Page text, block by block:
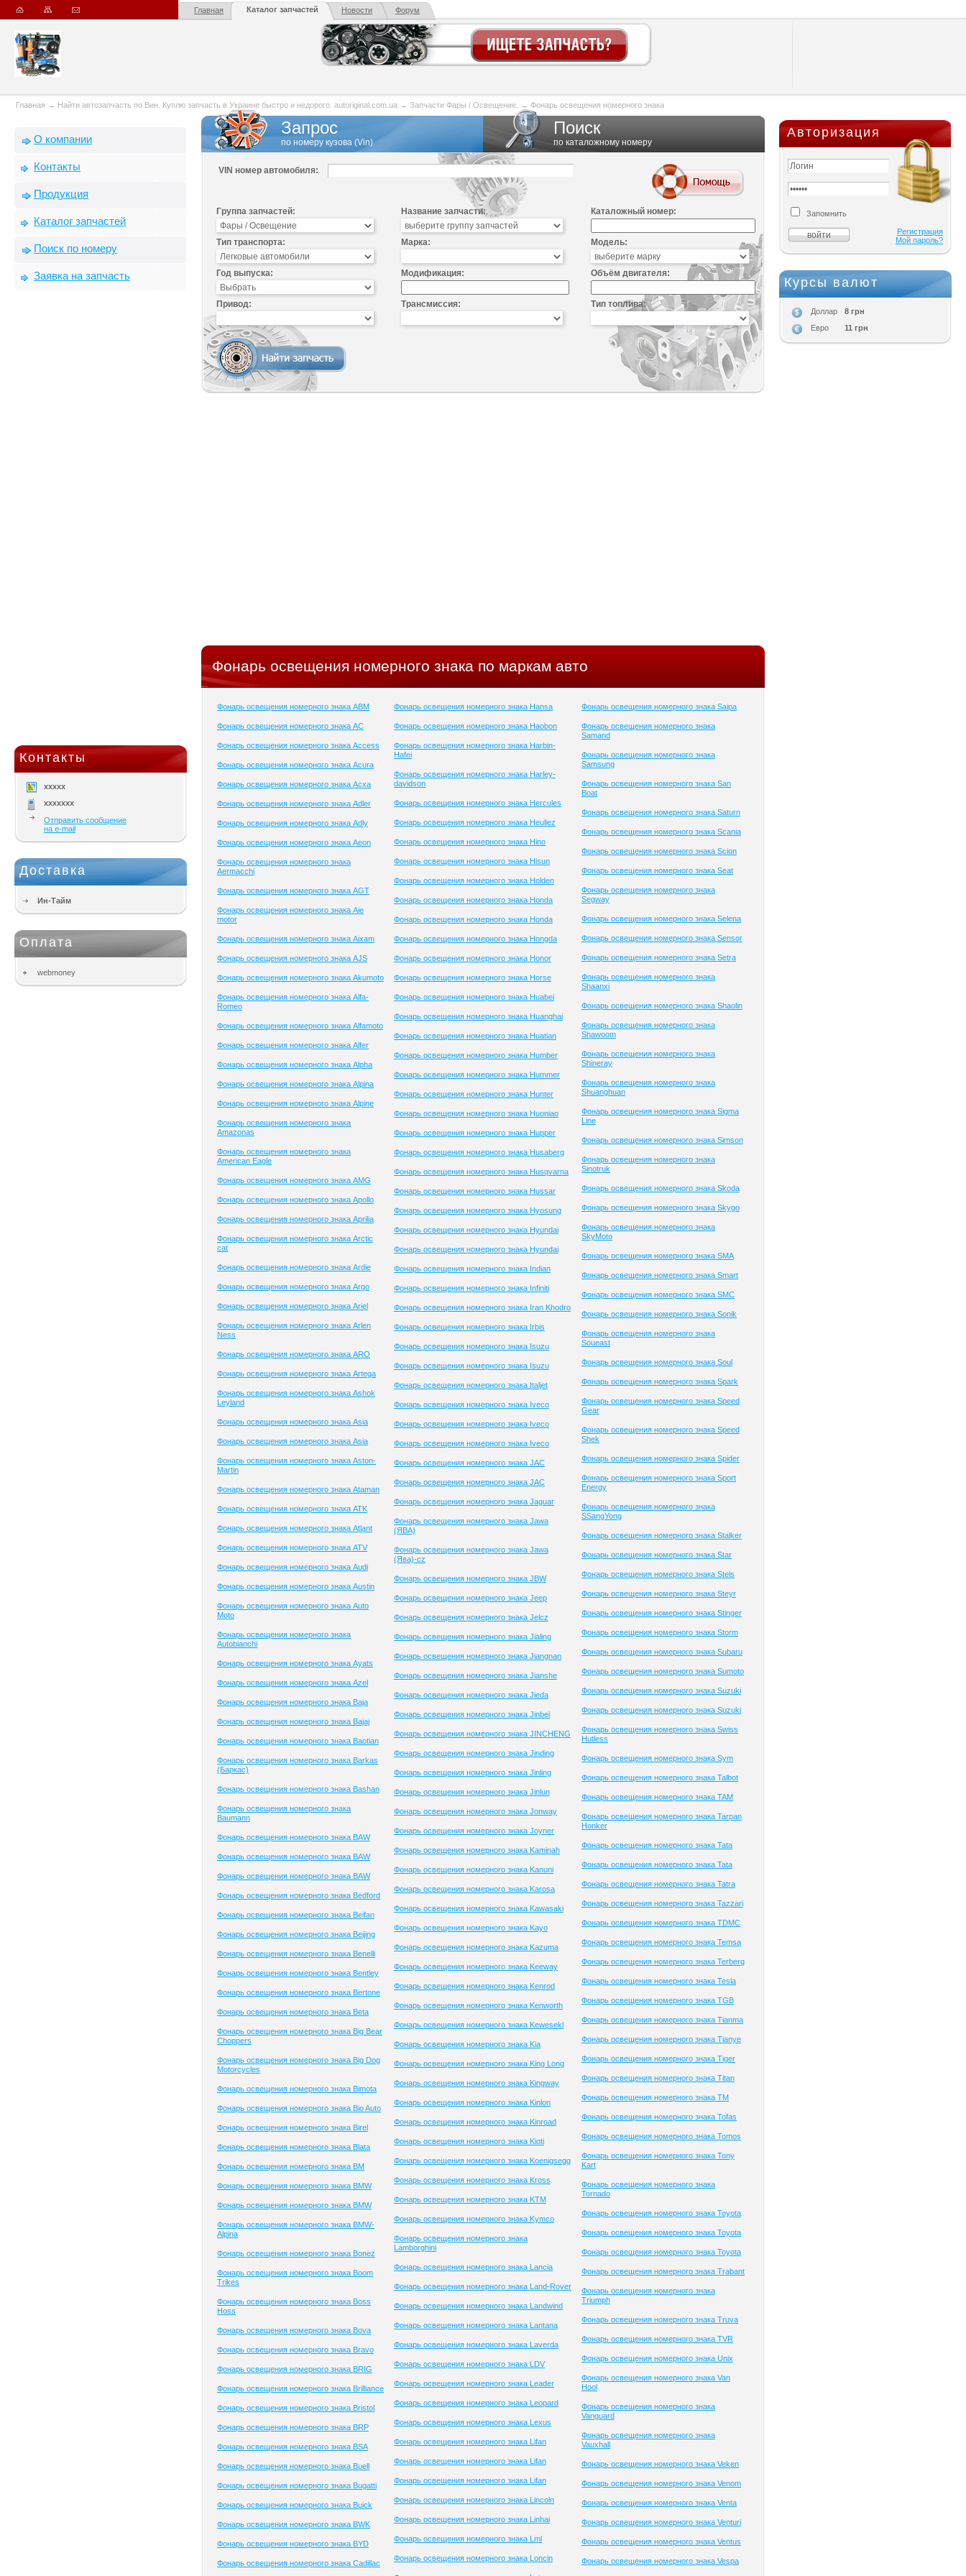
Главная Каталог запчастей Новости Форум
Главная → Найти автозапчасть по Вин. Куплю запчасть в Украине быстро и недорого. autoriginal.com.ua → Запчасти Фары / Освещение. → Фонарь освещения номерного знака
О компании
Контакты
Продукция
Каталог запчастей
Поиск по номеру
Заявка на запчасть
Контакты
xxxxx
xxxxxxx
Отправить сообщение
на e-mail
Доставка
Ин-Тайм
Оплата
webmoney
Запрос
по номеру кузова (Vin)
Поиск
по каталожному номеру
VIN номер автомобиля:
Группа запчастей: Название запчасти: Каталожный номер:
Тип транспорта: Марка: Модель:
Год выпуска: Модификация: Объём двигателя:
Привод: Трансмиссия: Тип топлива:
Фонарь освещения номерного знака по маркам авто
Фонарь освещения номерного знака ABM
Фонарь освещения номерного знака AC
Фонарь освещения номерного знака Access
Фонарь освещения номерного знака Acura
Фонарь освещения номерного знака Acxa
Фонарь освещения номерного знака Adler
Фонарь освещения номерного знака Adly
Фонарь освещения номерного знака Aeon
Фонарь освещения номерного знака
Aermacchi
Фонарь освещения номерного знака AGT
Фонарь освещения номерного знака Aie
motor
Фонарь освещения номерного знака Aixam
Фонарь освещения номерного знака AJS
Фонарь освещения номерного знака Akumoto
Фонарь освещения номерного знака Alfa-
Romeo
Фонарь освещения номерного знака Alfamoto
Фонарь освещения номерного знака Alfer
Фонарь освещения номерного знака Alpha
Фонарь освещения номерного знака Alpina
Фонарь освещения номерного знака Alpine
Фонарь освещения номерного знака
Amazonas
Фонарь освещения номерного знака
American Eagle
Фонарь освещения номерного знака AMG
Фонарь освещения номерного знака Apollo
Фонарь освещения номерного знака Aprilia
Фонарь освещения номерного знака Arctic
cat
Фонарь освещения номерного знака Ardie
Фонарь освещения номерного знака Argo
Фонарь освещения номерного знака Ariel
Фонарь освещения номерного знака Arlen
Ness
Фонарь освещения номерного знака ARO
Фонарь освещения номерного знака Artega
Фонарь освещения номерного знака Ashok
Leyland
Фонарь освещения номерного знака Asia
Фонарь освещения номерного знака Asia
Фонарь освещения номерного знака Aston-
Martin
Фонарь освещения номерного знака Ataman
Фонарь освещения номерного знака ATK
Фонарь освещения номерного знака Atlant
Фонарь освещения номерного знака ATV
Фонарь освещения номерного знака Audi
Фонарь освещения номерного знака Austin
Фонарь освещения номерного знака Auto
Moto
Фонарь освещения номерного знака
Autobianchi
Фонарь освещения номерного знака Ayats
Фонарь освещения номерного знака Azel
Фонарь освещения номерного знака Baja
Фонарь освещения номерного знака Bajaj
Фонарь освещения номерного знака Baotian
Фонарь освещения номерного знака Barkas
(Баркас)
Фонарь освещения номерного знака Bashan
Фонарь освещения номерного знака
Baumann
Фонарь освещения номерного знака BAW
Фонарь освещения номерного знака BAW
Фонарь освещения номерного знака BAW
Фонарь освещения номерного знака Bedford
Фонарь освещения номерного знака Beifan
Фонарь освещения номерного знака Beijing
Фонарь освещения номерного знака Benelli
Фонарь освещения номерного знака Bentley
Фонарь освещения номерного знака Bertone
Фонарь освещения номерного знака Beta
Фонарь освещения номерного знака Big Bear
Choppers
Фонарь освещения номерного знака Big Dog
Motorcycles
Фонарь освещения номерного знака Bimota
Фонарь освещения номерного знака Bio Auto
Фонарь освещения номерного знака Birel
Фонарь освещения номерного знака Blata
Фонарь освещения номерного знака BM
Фонарь освещения номерного знака BMW
Фонарь освещения номерного знака BMW
Фонарь освещения номерного знака BMW-
Alpina
Фонарь освещения номерного знака Bonez
Фонарь освещения номерного знака Boom
Trikes
Фонарь освещения номерного знака Boss
Hoss
Фонарь освещения номерного знака Bova
Фонарь освещения номерного знака Bravo
Фонарь освещения номерного знака BRIG
Фонарь освещения номерного знака Brilliance
Фонарь освещения номерного знака Bristol
Фонарь освещения номерного знака BRP
Фонарь освещения номерного знака BSA
Фонарь освещения номерного знака Buell
Фонарь освещения номерного знака Bugatti
Фонарь освещения номерного знака Buick
Фонарь освещения номерного знака BWK
Фонарь освещения номерного знака BYD
Фонарь освещения номерного знака Cadillac
Фонарь освещения номерного знака Hansa
Фонарь освещения номерного знака Haobon
Фонарь освещения номерного знака Harbin-
Hafei
Фонарь освещения номерного знака Harley-
davidson
Фонарь освещения номерного знака Hercules
Фонарь освещения номерного знака Heuliez
Фонарь освещения номерного знака Hino
Фонарь освещения номерного знака Hisun
Фонарь освещения номерного знака Holden
Фонарь освещения номерного знака Honda
Фонарь освещения номерного знака Honda
Фонарь освещения номерного знака Hongda
Фонарь освещения номерного знака Honor
Фонарь освещения номерного знака Horse
Фонарь освещения номерного знака Huabei
Фонарь освещения номерного знака Huanghai
Фонарь освещения номерного знака Huatian
Фонарь освещения номерного знака Humber
Фонарь освещения номерного знака Hummer
Фонарь освещения номерного знака Hunter
Фонарь освещения номерного знака Huoniao
Фонарь освещения номерного знака Hupper
Фонарь освещения номерного знака Husaberg
Фонарь освещения номерного знака Husqvarna
Фонарь освещения номерного знака Hussar
Фонарь освещения номерного знака Hyosung
Фонарь освещения номерного знака Hyundai
Фонарь освещения номерного знака Hyundai
Фонарь освещения номерного знака Indian
Фонарь освещения номерного знака Infiniti
Фонарь освещения номерного знака Iran Khodro
Фонарь освещения номерного знака Irbis
Фонарь освещения номерного знака Isuzu
Фонарь освещения номерного знака Isuzu
Фонарь освещения номерного знака Italjet
Фонарь освещения номерного знака Iveco
Фонарь освещения номерного знака Iveco
Фонарь освещения номерного знака Iveco
Фонарь освещения номерного знака JAC
Фонарь освещения номерного знака JAC
Фонарь освещения номерного знака Jaguar
Фонарь освещения номерного знака Jawa
(ЯВА)
Фонарь освещения номерного знака Jawa
(Ява)-cz
Фонарь освещения номерного знака JBW
Фонарь освещения номерного знака Jeep
Фонарь освещения номерного знака Jelcz
Фонарь освещения номерного знака Jialing
Фонарь освещения номерного знака Jiangnan
Фонарь освещения номерного знака Jianshe
Фонарь освещения номерного знака Jieda
Фонарь освещения номерного знака Jinbei
Фонарь освещения номерного знака JINCHENG
Фонарь освещения номерного знака Jinding
Фонарь освещения номерного знака Jinling
Фонарь освещения номерного знака Jinlun
Фонарь освещения номерного знака Jonway
Фонарь освещения номерного знака Joyner
Фонарь освещения номерного знака Kaminah
Фонарь освещения номерного знака Kanuni
Фонарь освещения номерного знака Karosa
Фонарь освещения номерного знака Kawasaki
Фонарь освещения номерного знака Kayo
Фонарь освещения номерного знака Kazuma
Фонарь освещения номерного знака Keeway
Фонарь освещения номерного знака Kenrod
Фонарь освещения номерного знака Kenworth
Фонарь освещения номерного знака Kewesekl
Фонарь освещения номерного знака Kia
Фонарь освещения номерного знака King Long
Фонарь освещения номерного знака Kingway
Фонарь освещения номерного знака Kinlon
Фонарь освещения номерного знака Kinroad
Фонарь освещения номерного знака Kioti
Фонарь освещения номерного знака Koenigsegg
Фонарь освещения номерного знака Kross
Фонарь освещения номерного знака KTM
Фонарь освещения номерного знака Kymco
Фонарь освещения номерного знака
Lamborghini
Фонарь освещения номерного знака Lancia
Фонарь освещения номерного знака Land-Rover
Фонарь освещения номерного знака Landwind
Фонарь освещения номерного знака Lantana
Фонарь освещения номерного знака Laverda
Фонарь освещения номерного знака LDV
Фонарь освещения номерного знака Leader
Фонарь освещения номерного знака Leopard
Фонарь освещения номерного знака Lexus
Фонарь освещения номерного знака Lifan
Фонарь освещения номерного знака Lifan
Фонарь освещения номерного знака Lifan
Фонарь освещения номерного знака Lincoln
Фонарь освещения номерного знака Linhai
Фонарь освещения номерного знака Lml
Фонарь освещения номерного знака Loncin
Фонарь освещения номерного знака Saipa
Фонарь освещения номерного знака
Samand
Фонарь освещения номерного знака
Samsung
Фонарь освещения номерного знака San
Boat
Фонарь освещения номерного знака Saturn
Фонарь освещения номерного знака Scania
Фонарь освещения номерного знака Scion
Фонарь освещения номерного знака Seat
Фонарь освещения номерного знака
Segway
Фонарь освещения номерного знака Selena
Фонарь освещения номерного знака Sensor
Фонарь освещения номерного знака Setra
Фонарь освещения номерного знака
Shaanxi
Фонарь освещения номерного знака Shaolin
Фонарь освещения номерного знака
Shawoom
Фонарь освещения номерного знака
Shineray
Фонарь освещения номерного знака
Shuanghuan
Фонарь освещения номерного знака Sigma
Line
Фонарь освещения номерного знака Simson
Фонарь освещения номерного знака
Sinotruk
Фонарь освещения номерного знака Skoda
Фонарь освещения номерного знака Skygo
Фонарь освещения номерного знака
SkyMoto
Фонарь освещения номерного знака SMA
Фонарь освещения номерного знака Smart
Фонарь освещения номерного знака SMC
Фонарь освещения номерного знака Sonik
Фонарь освещения номерного знака
Soueast
Фонарь освещения номерного знака Soul
Фонарь освещения номерного знака Spark
Фонарь освещения номерного знака Speed
Gear
Фонарь освещения номерного знака Speed
Shek
Фонарь освещения номерного знака Spider
Фонарь освещения номерного знака Sport
Energy
Фонарь освещения номерного знака
SSangYong
Фонарь освещения номерного знака Stalker
Фонарь освещения номерного знака Star
Фонарь освещения номерного знака Stels
Фонарь освещения номерного знака Steyr
Фонарь освещения номерного знака Stinger
Фонарь освещения номерного знака Storm
Фонарь освещения номерного знака Subaru
Фонарь освещения номерного знака Sumoto
Фонарь освещения номерного знака Suzuki
Фонарь освещения номерного знака Suzuki
Фонарь освещения номерного знака Swiss
Hutless
Фонарь освещения номерного знака Sym
Фонарь освещения номерного знака Talbot
Фонарь освещения номерного знака TAM
Фонарь освещения номерного знака Tarpan
Honker
Фонарь освещения номерного знака Tata
Фонарь освещения номерного знака Tata
Фонарь освещения номерного знака Tatra
Фонарь освещения номерного знака Tazzari
Фонарь освещения номерного знака TDMC
Фонарь освещения номерного знака Temsa
Фонарь освещения номерного знака Terberg
Фонарь освещения номерного знака Tesla
Фонарь освещения номерного знака TGB
Фонарь освещения номерного знака Tianma
Фонарь освещения номерного знака Tianye
Фонарь освещения номерного знака Tiger
Фонарь освещения номерного знака Titan
Фонарь освещения номерного знака TM
Фонарь освещения номерного знака Tofas
Фонарь освещения номерного знака Tomos
Фонарь освещения номерного знака Tony
Kart
Фонарь освещения номерного знака
Tornado
Фонарь освещения номерного знака Toyota
Фонарь освещения номерного знака Toyota
Фонарь освещения номерного знака Toyota
Фонарь освещения номерного знака Trabant
Фонарь освещения номерного знака
Triumph
Фонарь освещения номерного знака Truva
Фонарь освещения номерного знака TVR
Фонарь освещения номерного знака Unix
Фонарь освещения номерного знака Van
Hool
Фонарь освещения номерного знака
Vanguard
Фонарь освещения номерного знака
Vauxhall
Фонарь освещения номерного знака Veken
Фонарь освещения номерного знака Venom
Фонарь освещения номерного знака Venta
Фонарь освещения номерного знака Venturi
Фонарь освещения номерного знака Ventus
Фонарь освещения номерного знака Vespa
Авторизация
Запомнить
Регистрация
Мой пароль?
Курсы валют
Доллар
8 грн
Евро
11 грн